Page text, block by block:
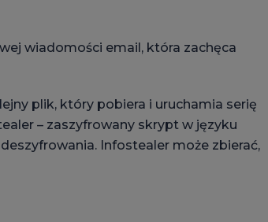
wiadomości email, która zachęca
plik, który pobiera i uruchamia serię
– zaszyfrowany skrypt w języku
Infostealer może zbierać,